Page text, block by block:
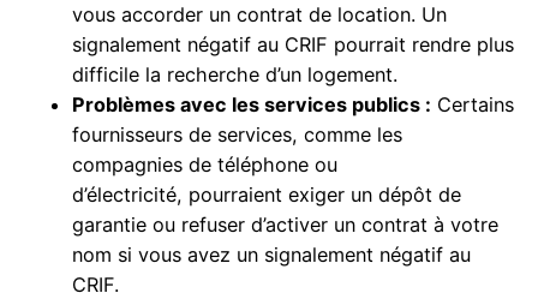
vous accorder un contrat de location. Un
signalement négatif au CRIF pourrait rendre plus
difficile la recherche d’un logement.
Problèmes avec les services publics : Certains
fournisseurs de services, comme les
compagnies de téléphone ou
d’électricité, pourraient exiger un dépôt de
garantie ou refuser d’activer un contrat à votre
nom si vous avez un signalement négatif au
CRIF.